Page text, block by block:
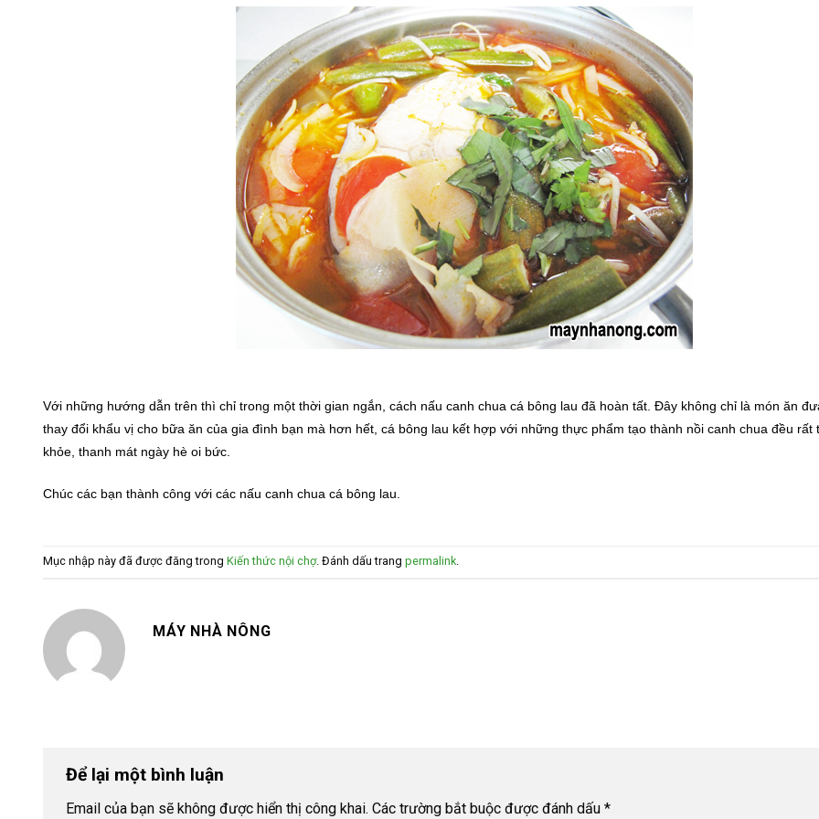
Với những hướng dẫn trên thì chỉ trong một thời gian ngắn, cách nấu canh chua cá bông lau đã hoàn tất. Đây không chỉ là món ăn
thay đổi khẩu vị cho bữa ăn của gia đình bạn mà hơn hết, cá bông lau kết hợp với những thực phẩm tạo thành nồi canh chua đều rất
khỏe, thanh mát ngày hè oi bức.
Chúc các bạn thành công với các nấu canh chua cá bông lau.
Mục nhập này đã được đăng trong Kiến thức nội chợ. Đánh dấu trang permalink.
MÁY NHÀ NÔNG
Để lại một bình luận
Email của bạn sẽ không được hiển thị công khai. Các trường bắt buộc được đánh dấu *